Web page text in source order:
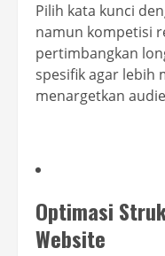
Pilih kata kunci
namun kompetisi
pertimbangkan
spesifik agar lebih
menargetkan
Optimasi
Website